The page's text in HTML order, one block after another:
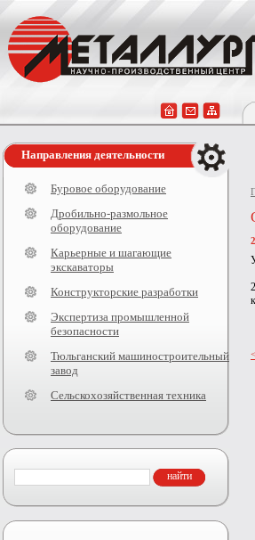
Направления деятельности
Буровое оборудование
Дробильно-размольное
оборудование
Карьерные и шагающие
экскаваторы
Конструкторские разработки
Экспертиза промышленной
безопасности
Тюльганский машиностроительный
завод
Сельскохозяйственная техника